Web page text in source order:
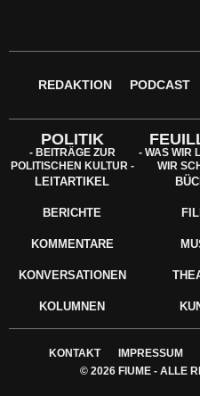
REDAKTION PODCAST
POLITIK
- BEITRÄGE ZUR
POLITISCHEN KULTUR -
LEITARTIKEL
BERICHTE
KOMMENTARE
KONVERSATIONEN
KOLUMNEN
- WAS WIR
WIR
© 2026 FIUME - ALLE
KONTAKT IMPRESSUM